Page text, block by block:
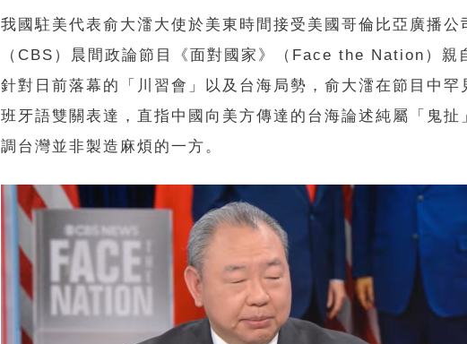
我國駐美代表俞大㵢大使於美東時間接受美國哥倫比亞廣播公
（CBS）晨間政論節目《面對國家》（Face the Nation）親
針對日前落幕的「川習會」以及台海局勢，俞大㵢在節目中罕
班牙語雙關表達，直指中國向美方傳達的台海論述純屬「鬼扯
調台灣並非製造麻煩的一方。